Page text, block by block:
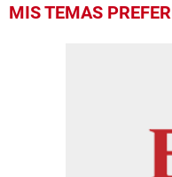
MIS TEMAS